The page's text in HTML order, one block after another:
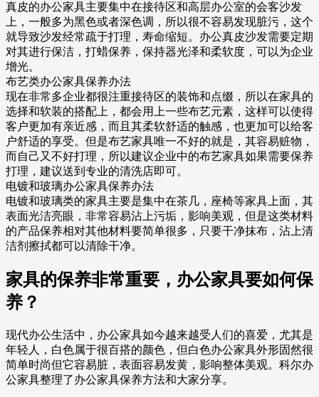
真皮的办公家具主要集中在接待区和高层办公室的会客沙发
上，一般多为黑色或者深色调，所以很不容易发现脏污，这个
就导致沙发经常疏于打理，寿命缩短。办公真皮沙发需要定期
对其进行保洁，打蜡保养，保持器光泽和柔软度，可以为企业
增光。
布艺类办公家具保养办法
现在非常多企业都很注重接待区的装饰和点缀，所以在家具的
选择和软装的搭配上，都会用上一些布艺元素，这样可以使得
客户更加有亲近感，而且其柔软舒适的触感，也更加可以给客
户舒适的享受。但是布艺家具唯一不好的就是，其容易赃物，
而自己又不好打理，所以建议企业中的布艺家具如果需要保养
打理，建议送到专业的清洗店即可。
电镀和玻璃办公家具保养办法
电镀和玻璃类的家具主要是集中在茶几，座椅等家具上面，其
表面光洁亮眼，非常容易沾上污垢，影响美观，但是这类材料
的产品保养相对其他材料要简单很多，只要干净抹布，沾上清
洁剂擦拭都可以清除干净。
家具的保养非常重要，办公家具要如何保
养？
现代办公生活中，办公家具如今越来越受人们的喜爱，尤其是
年轻人，白色属于很百搭的颜色，但白色办公家具外形固然很
简单时尚但它容易脏，表面容易发黄，影响整体美观。科尔办
公家具整理了办公家具保养方法和大家分享。